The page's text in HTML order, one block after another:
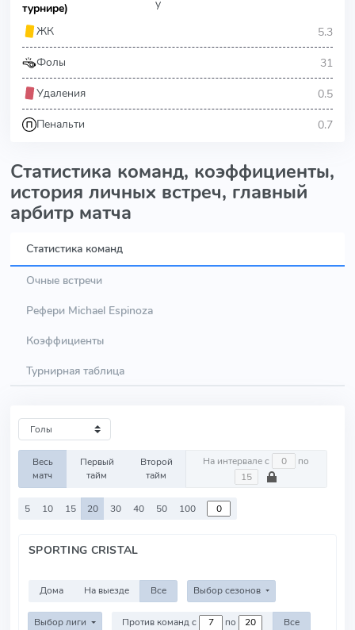
турнире)
ЖК
5.3
Фолы 31
Удаления 0.5
Пенальти 0.7
Статистика команд, коэффициенты,
история личных встреч, главный
арбитр матча
Статистика команд
Очные встречи
Рефери Michael Espinoza
Коэффициенты
Турнирная таблица
Весь
матч
Первый
тайм
Второй
тайм
На интервале с по
5 10 15 20 30 40 50 100
SPORTING CRISTAL
Дома На выезде Все Выбор сезонов
Выбор лиги Против команд с по Все